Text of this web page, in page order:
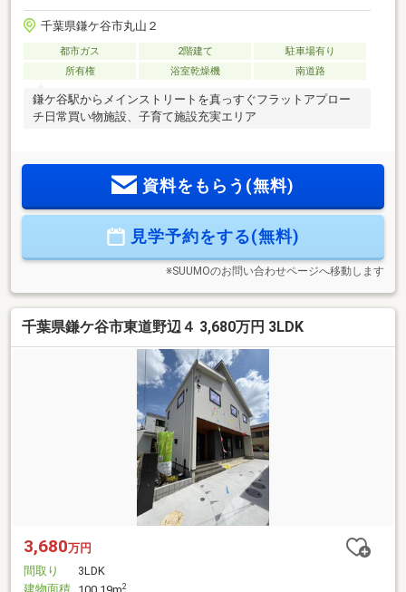
千葉県鎌ケ谷市丸山２
都市ガス 2階建て
駐車場有り
所有権
浴室乾燥機 南道路
鎌ケ谷駅からメインストリートを真っすぐフラットアプロー
チ日常買い物施設、子育て施設充実エリア
資料をもらう(無料)
見学予約をする(無料)
※SUUMOのお問い合わせページへ移動します
千葉県鎌ケ谷市東道野辺４ 3,680万円 3LDK
3,680万円
間取り
3LDK
建物面積
2